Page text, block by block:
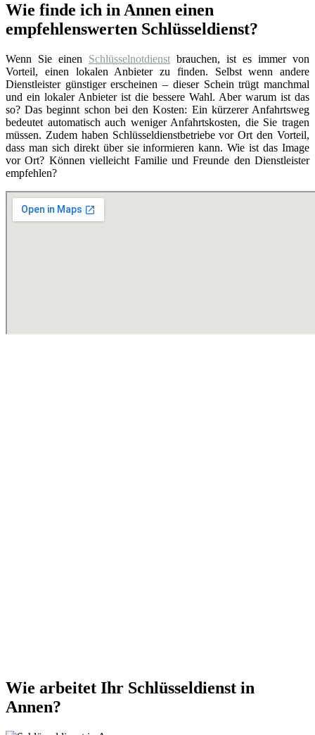
Wie finde ich in Annen einen
empfehlenswerten Schlüsseldienst?
Wenn Sie einen Schlüsselnotdienst brauchen, ist es immer von
Vorteil, einen lokalen Anbieter zu finden. Selbst wenn andere
Dienstleister günstiger erscheinen – dieser Schein trügt manchmal
und ein lokaler Anbieter ist die bessere Wahl. Aber warum ist das
so? Das beginnt schon bei den Kosten: Ein kürzerer Anfahrtsweg
bedeutet automatisch auch weniger Anfahrtskosten, die Sie tragen
müssen. Zudem haben Schlüsseldienstbetriebe vor Ort den Vorteil,
dass man sich direkt über sie informieren kann. Wie ist das Image
vor Ort? Können vielleicht Familie und Freunde den Dienstleister
empfehlen?
Wie arbeitet Ihr Schlüsseldienst in
Annen?